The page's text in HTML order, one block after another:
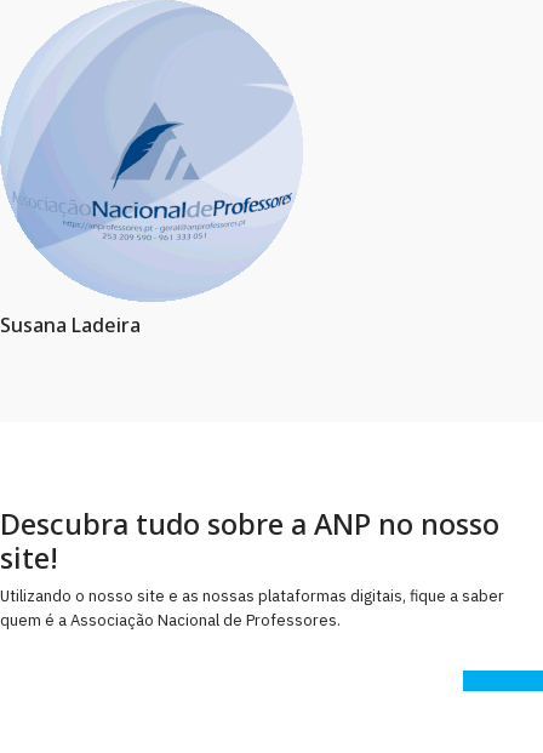
Susana Ladeira
Descubra tudo sobre a ANP no nosso
site!
Utilizando o nosso site e as nossas plataformas digitais, fique a saber
quem é a Associação Nacional de Professores.